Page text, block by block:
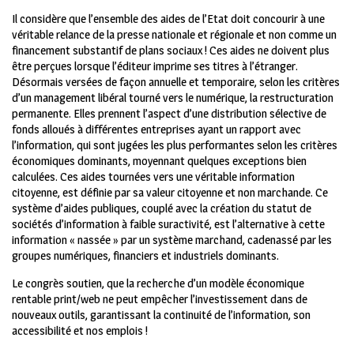
Il considère que l’ensemble des aides de l’Etat doit concourir à une
véritable relance de la presse nationale et régionale et non comme un
financement substantif de plans sociaux ! Ces aides ne doivent plus
être perçues lorsque l’éditeur imprime ses titres à l’étranger.
Désormais versées de façon annuelle et temporaire, selon les critères
d’un management libéral tourné vers le numérique, la restructuration
permanente. Elles prennent l’aspect d’une distribution sélective de
fonds alloués à différentes entreprises ayant un rapport avec
l’information, qui sont jugées les plus performantes selon les critères
économiques dominants, moyennant quelques exceptions bien
calculées. Ces aides tournées vers une véritable information
citoyenne, est définie par sa valeur citoyenne et non marchande. Ce
système d’aides publiques, couplé avec la création du statut de
sociétés d’information à faible suractivité, est l’alternative à cette
information « nassée » par un système marchand, cadenassé par les
groupes numériques, financiers et industriels dominants.
Le congrès soutien, que la recherche d’un modèle économique
rentable print/web ne peut empêcher l’investissement dans de
nouveaux outils, garantissant la continuité de l’information, son
accessibilité et nos emplois !